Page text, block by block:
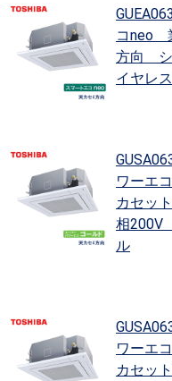
コneo
方向
イヤレ
ワーエ
カセッ
相200V
ル
ワーエ
カセッ